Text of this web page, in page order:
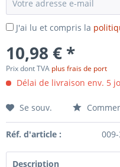
J'ai lu et compris la
10,98 € *
Prix dont TVA plus frais de port
Délai de livraison env. 5
Se souv.
Réf. d'article :
Description